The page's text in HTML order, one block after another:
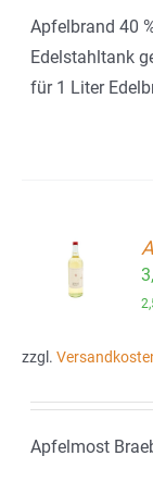
Apfelbrand 40
Edelstahltank
für 1 Liter
zzgl.
Apfelmost